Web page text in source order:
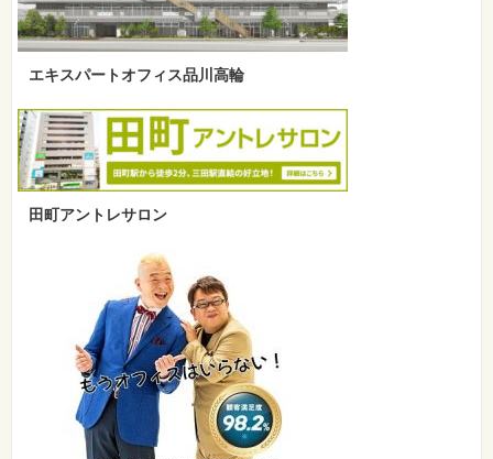
エキスパートオフィス品川高輪
田町アントレサロン